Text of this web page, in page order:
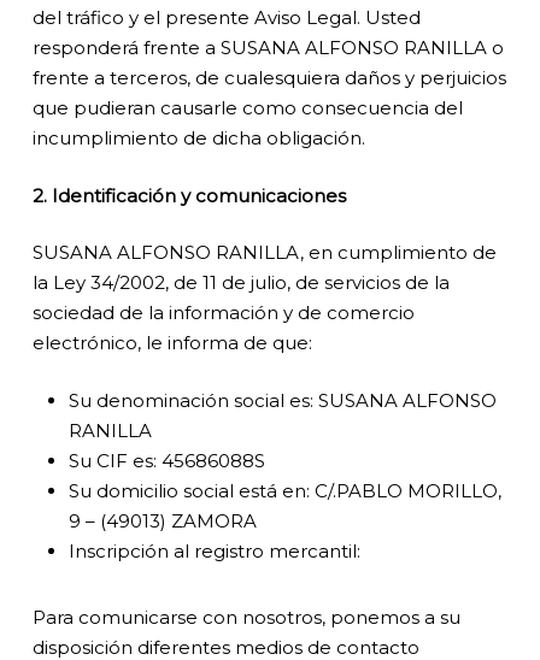
del tráfico y el presente Aviso Legal. Usted
responderá frente a SUSANA ALFONSO RANILLA o
frente a terceros, de cualesquiera daños y perjuicios
que pudieran causarle como consecuencia del
incumplimiento de dicha obligación.
2. Identificación y comunicaciones
SUSANA ALFONSO RANILLA, en cumplimiento de
la Ley 34/2002, de 11 de julio, de servicios de la
sociedad de la información y de comercio
electrónico, le informa de que:
Su denominación social es: SUSANA ALFONSO
RANILLA
Su CIF es: 45686088S
Su domicilio social está en: C/.PABLO MORILLO,
9 – (49013) ZAMORA
Inscripción al registro mercantil:
Para comunicarse con nosotros, ponemos a su
disposición diferentes medios de contacto